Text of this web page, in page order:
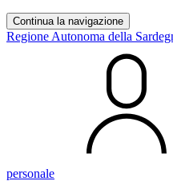
Continua la navigazione
Regione Autonoma della
personale